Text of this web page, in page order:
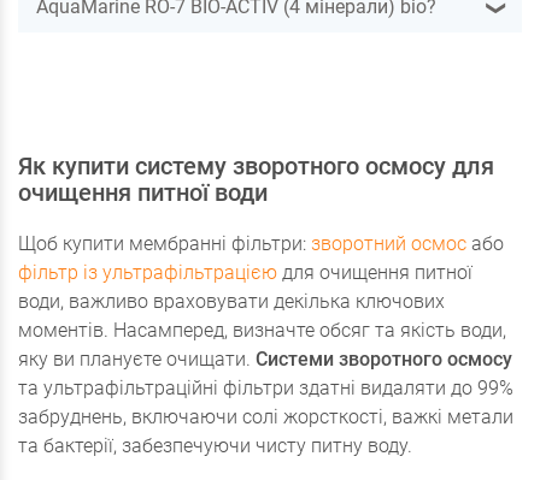
AquaMarine RO-7 BIO-ACTIV (4 мінерали) bio?
❯
Як купити систему зворотного осмосу для
очищення питної води
Щоб купити мембранні фільтри: зворотний осмос або
фільтр із ультрафільтрацією для очищення питної
води, важливо враховувати декілька ключових
моментів. Насамперед, визначте обсяг та якість води,
яку ви плануєте очищати. Системи зворотного осмосу
та ультрафільтраційні фільтри здатні видаляти до 99%
забруднень, включаючи солі жорсткості, важкі метали
та бактерії, забезпечуючи чисту питну воду.